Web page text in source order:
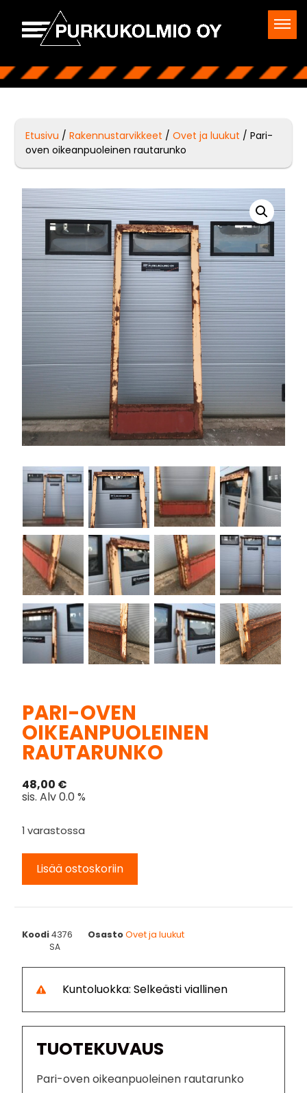
Etusivu /Rakennustarvikkeet /Ovet ja luukut / Pari-
oven oikeanpuoleinen rautarunko
PARI-OVEN
OIKEANPUOLEINEN
RAUTARUNKO
48,00 €
sis. Alv 0.0 %
1 varastossa
Lisää ostoskoriin
Koodi4376 OsastoOvet ja luukut
SA
Kuntoluokka: Selkeästi viallinen
TUOTEKUVAUS
Pari-oven oikeanpuoleinen rautarunko